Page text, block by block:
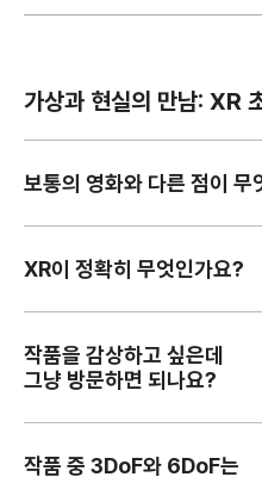
가상과 현실의 만남: XR
보통의 영화와 다른 점이 무
들어가게 됩니다. 이 과정에서 이야
활용해 몸을 움직이며 직접 이야기
이야기의 공간으로 들어가 자유롭게
빠르게 발전해 나가는 기술과 예술
만나보시길 바랍니다.
XR이 정확히 무엇인가요?
(AR), 혼합현실(MR) 기술을 모두 포
HMD(Head Mounted Display) 디
합니다. 증강현실(AR)은 현실 세계
기술로, 스마트폰으로도 쉽게 접할
작품을 감상하고 싶은데
그냥 방문하면 되나요?
있습니다. 별도의 사전 예약 없이 전
작품 중 3DoF와 6DoF는